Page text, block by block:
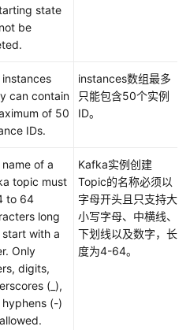
state
be
instances
can contain
of 50
IDs.
instances数组最多
只能包含50个实例
ID。
of a
topic must
to 64
long
with a
Only
digits,
(_),
(-)
Kafka实例创建
Topic的名称必须以
字母开头且只支持大
小写字母、中横线、
下划线以及数字，长
度为4-64。